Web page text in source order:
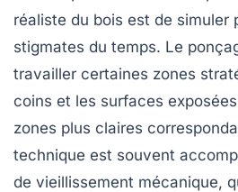
réaliste du bois est de simuler
stigmates du temps. Le
travailler certaines zones
coins et les surfaces
zones plus claires
technique est souvent
de vieillissement mécanique,